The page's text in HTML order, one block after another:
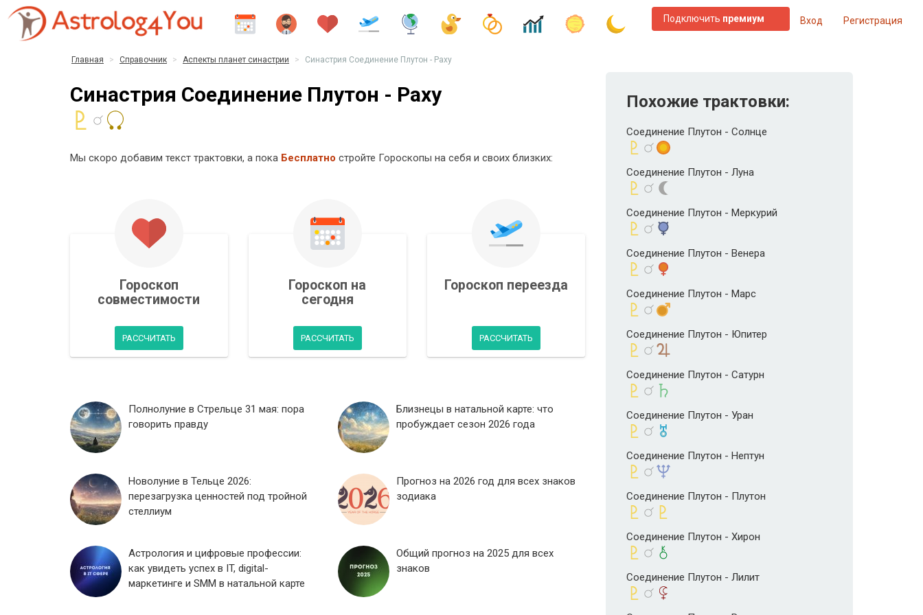
Подключить премиум Вход Регистрация
Главная Справочник Аспекты планет синастрии Синастрия Соединение Плутон - Раху
Синастрия Соединение Плутон - Раху
Мы скоро добавим текст трактовки, а пока Бесплатно стройте Гороскопы на себя и своих близких:
Гороскоп
совместимости
РАССЧИТАТЬ
Гороскоп на
сегодня
РАССЧИТАТЬ
Гороскоп переезда
РАССЧИТАТЬ
Полнолуние в Стрельце 31 мая: пора
говорить правду
Близнецы в натальной карте: что
пробуждает сезон 2026 года
Новолуние в Тельце 2026:
перезагрузка ценностей под тройной
стеллиум
Прогноз на 2026 год для всех знаков
зодиака
Астрология и цифровые профессии:
как увидеть успех в IT, digital-
маркетинге и SMM в натальной карте
Общий прогноз на 2025 для всех
знаков
Похожие трактовки:
Соединение Плутон - Солнце
Соединение Плутон - Луна
Соединение Плутон - Меркурий
Соединение Плутон - Венера
Соединение Плутон - Марс
Соединение Плутон - Юпитер
Соединение Плутон - Сатурн
Соединение Плутон - Уран
Соединение Плутон - Нептун
Соединение Плутон - Плутон
Соединение Плутон - Хирон
Соединение Плутон - Лилит